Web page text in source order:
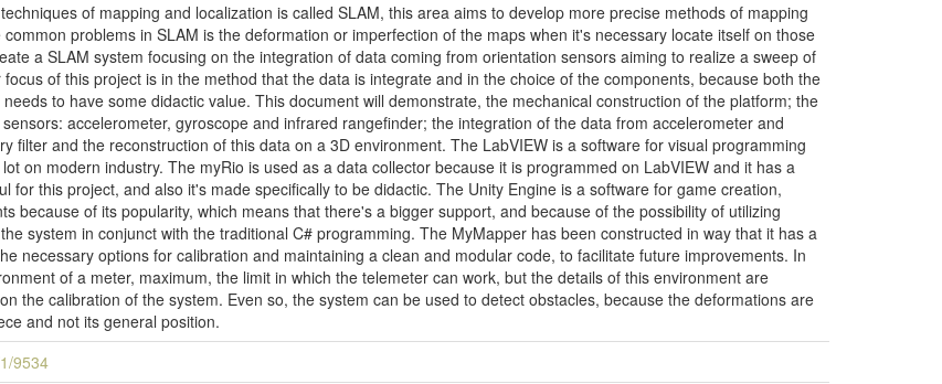
of mapping and localization is called SLAM, this area aims to develop more precise methods of mapping
problems in SLAM is the deformation or imperfection of the maps when it's necessary locate itself on those
a SLAM system focusing on the integration of data coming from orientation sensors aiming to realize a sweep of
of this project is in the method that the data is integrate and in the choice of the components, because both the
to have some didactic value. This document will demonstrate, the mechanical construction of the platform; the
accelerometer, gyroscope and infrared rangefinder; the integration of the data from accelerometer and
filter and the reconstruction of this data on a 3D environment. The LabVIEW is a software for visual programming
on modern industry. The myRio is used as a data collector because it is programmed on LabVIEW and it has a
for this project, and also it's made specifically to be didactic. The Unity Engine is a software for game creation,
because of its popularity, which means that there's a bigger support, and because of the possibility of utilizing
system in conjunct with the traditional C# programming. The MyMapper has been constructed in way that it has a
necessary options for calibration and maintaining a clean and modular code, to facilitate future improvements. In
of a meter, maximum, the limit in which the telemeter can work, but the details of this environment are
the calibration of the system. Even so, the system can be used to detect obstacles, because the deformations are
and not its general position.
9534